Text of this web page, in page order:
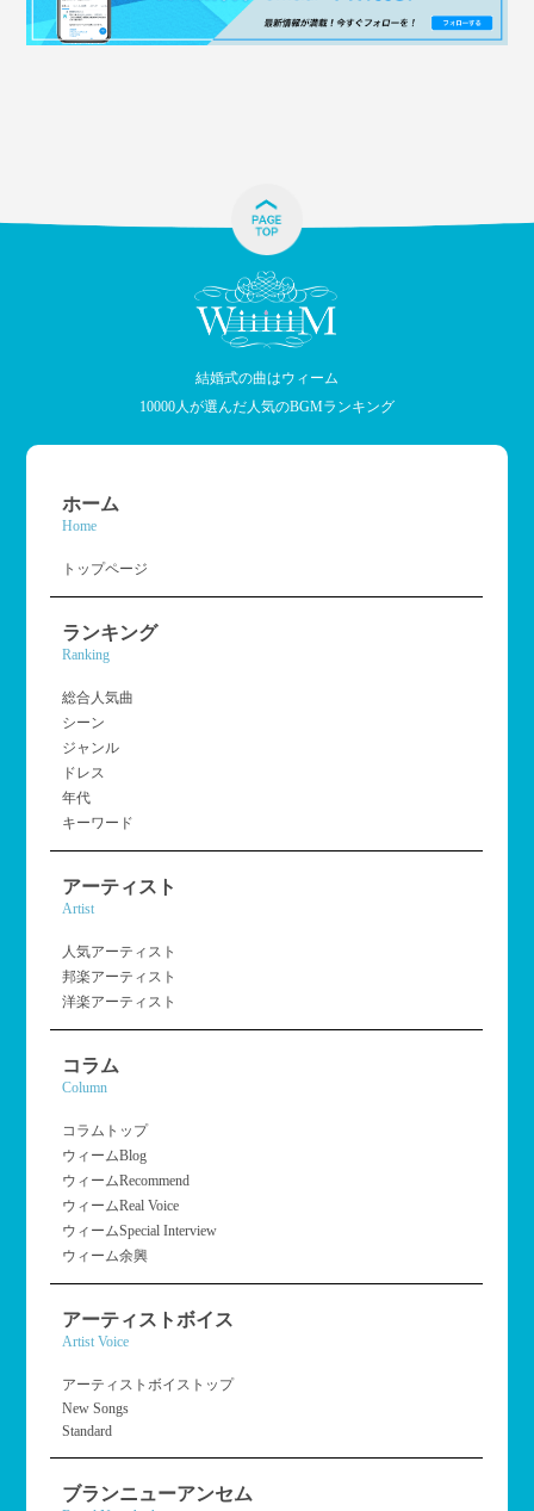
結婚式の曲はウィーム
10000人が選んだ人気のBGMランキング
ホーム
Home
トップページ
ランキング
Ranking
総合人気曲
シーン
ジャンル
ドレス
年代
キーワード
アーティスト
Artist
人気アーティスト
邦楽アーティスト
洋楽アーティスト
コラム
Column
コラムトップ
ウィームBlog
ウィームRecommend
ウィームReal Voice
ウィームSpecial Interview
ウィーム余興
アーティストボイス
Artist Voice
アーティストボイストップ
New Songs
Standard
ブランニューアンセム